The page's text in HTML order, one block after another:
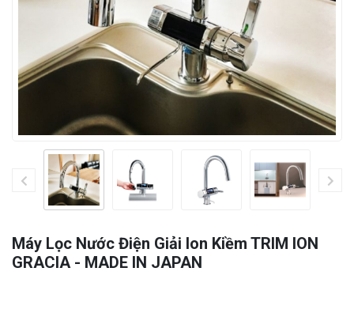
Máy Lọc Nước Điện Giải Ion Kiềm TRIM ION
GRACIA - MADE IN JAPAN